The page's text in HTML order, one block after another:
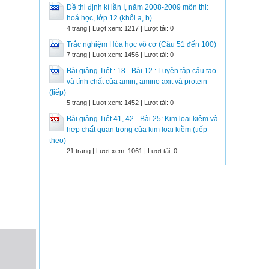
Đề thi định kì lần I, năm 2008-2009 môn thi:
hoá học, lớp 12 (khối a, b)
4 trang | Lượt xem: 1217 | Lượt tải: 0
Trắc nghiệm Hóa học vô cơ (Câu 51 đến 100)
7 trang | Lượt xem: 1456 | Lượt tải: 0
Bài giảng Tiết : 18 - Bài 12 : Luyện tập cấu tạo
và tính chất của amin, amino axit và protein
(tiếp)
5 trang | Lượt xem: 1452 | Lượt tải: 0
Bài giảng Tiết 41, 42 - Bài 25: Kim loại kiềm và
hợp chất quan trọng của kim loại kiềm (tiếp
theo)
21 trang | Lượt xem: 1061 | Lượt tải: 0